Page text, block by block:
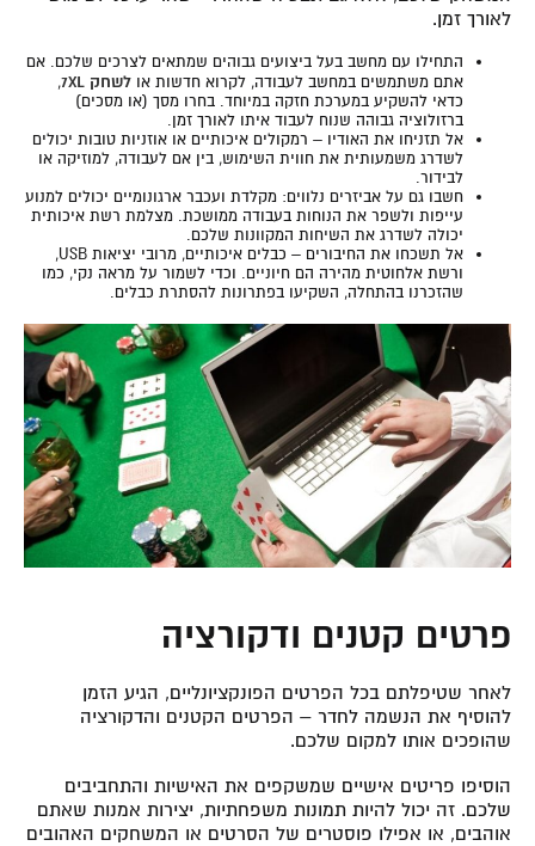
לאורך זמן.
התחילו עם מחשב בעל ביצועים גבוהים שמתאים לצרכים שלכם. אם
אתם משתמשים במחשב לעבודה, לקרוא חדשות או לשחק 7XL
,
כדאי להשקיע במערכת חזקה במיוחד. בחרו מסך (או מסכים)
ברזולוציה גבוהה שנוח לעבוד איתו לאורך זמן.
אל תזניחו את האודיו – רמקולים איכותיים או אוזניות טובות יכולים
לשדרג משמעותית את חווית השימוש, בין אם לעבודה, למוזיקה או
לבידור.
חשבו גם על אביזרים נלווים: מקלדת ועכבר ארגונומיים יכולים למנוע
עייפות ולשפר את הנוחות בעבודה ממושכת. מצלמת רשת איכותית
יכולה לשדרג את השיחות המקוונות שלכם.
אל תשכחו את החיבורים – כבלים איכותיים, מרובי יציאות USB,
ורשת אלחוטית מהירה הם חיוניים. וכדי לשמור על מראה נקי, כמו
שהזכרנו בהתחלה, השקיעו בפתרונות להסתרת כבלים.
פרטים קטנים ודקורציה
לאחר שטיפלתם בכל הפרטים הפונקציונליים, הגיע הזמן
להוסיף את הנשמה לחדר – הפרטים הקטנים והדקורציה
שהופכים אותו למקום שלכם.
הוסיפו פריטים אישיים שמשקפים את האישיות והתחביבים
שלכם. זה יכול להיות תמונות משפחתיות, יצירות אמנות שאתם
אוהבים, או אפילו פוסטרים של הסרטים או המשחקים האהובים